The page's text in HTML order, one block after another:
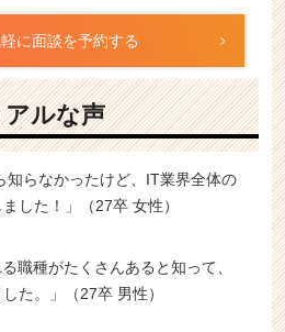
に面談を予約する
アルな声
知らなかったけど、IT業界全体の
した！」（27卒 女性）
職種がたくさんあると知って、
た。」（27卒 男性）